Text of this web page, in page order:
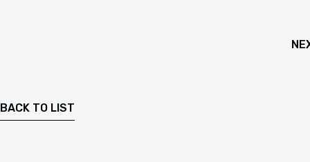
BACK TO LIST